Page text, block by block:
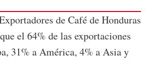
de Café de Honduras
el 64% de las exportaciones
31% a América, 4% a Asia y